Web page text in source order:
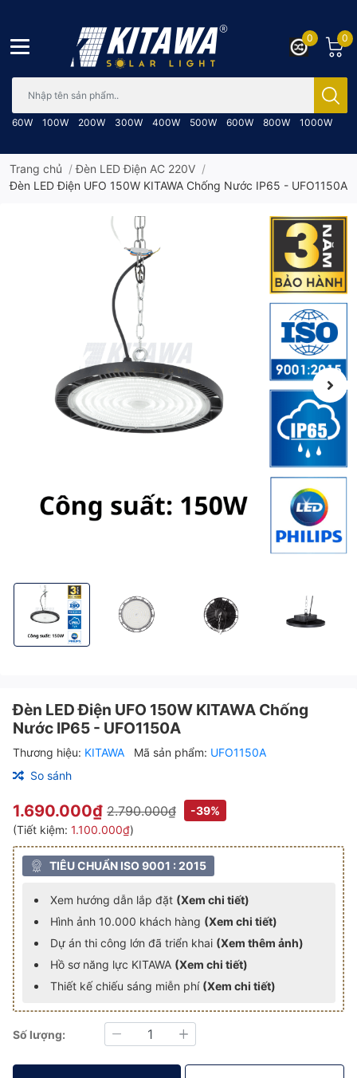
60W 100W 200W 300W 400W 500W 600W 800W 1000W
0
0
Trang chủ /Đèn LED Điện AC 220V /
Đèn LED Điện UFO 150W KITAWA Chống Nước IP65 - UFO1150A
Đèn LED Điện UFO 150W KITAWA Chống Nước IP65 - UFO1150A
Đèn LED Điện UFO 150W KITAWA Chống
Nước IP65 - UFO1150A
Thương hiệu: KITAWA Mã sản phẩm: UFO1150A
So sánh
1.690.000₫ 2.790.000₫
-39%
(Tiết kiệm: 1.100.000₫)
TIÊU CHUẨN ISO 9001 : 2015
Xem hướng dẫn lắp đặt (Xem chi tiết)
Hình ảnh 10.000 khách hàng (Xem chi tiết)
Dự án thi công lớn đã triển khai (Xem thêm ảnh)
Hồ sơ năng lực KITAWA (Xem chi tiết)
Thiết kế chiếu sáng miễn phí (Xem chi tiết)
Số lượng:
Giảm Tăng